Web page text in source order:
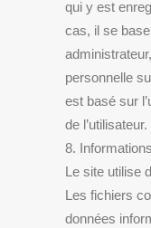
qui y est
cas, il se
personnelle
est basé sur
de l’utilisateur.
8.
Le site utilise
Les fichiers
données